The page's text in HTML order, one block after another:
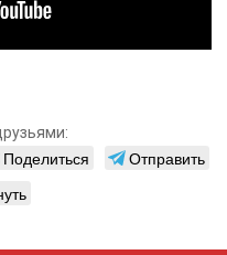
Поделиться
Отправить